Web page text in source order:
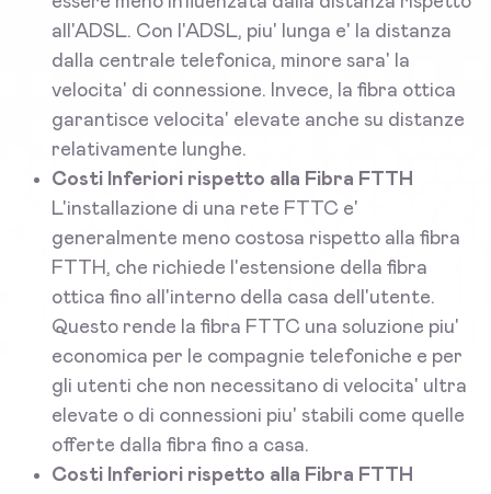
all'ADSL. Con l'ADSL, piu' lunga e' la distanza
dalla centrale telefonica, minore sara' la
velocita' di connessione. Invece, la fibra ottica
garantisce velocita' elevate anche su distanze
relativamente lunghe.
Costi Inferiori rispetto alla Fibra FTTH
L'installazione di una rete FTTC e'
generalmente meno costosa rispetto alla fibra
FTTH, che richiede l'estensione della fibra
ottica fino all'interno della casa dell'utente.
Questo rende la fibra FTTC una soluzione piu'
economica per le compagnie telefoniche e per
gli utenti che non necessitano di velocita' ultra
elevate o di connessioni piu' stabili come quelle
offerte dalla fibra fino a casa.
Costi Inferiori rispetto alla Fibra FTTH